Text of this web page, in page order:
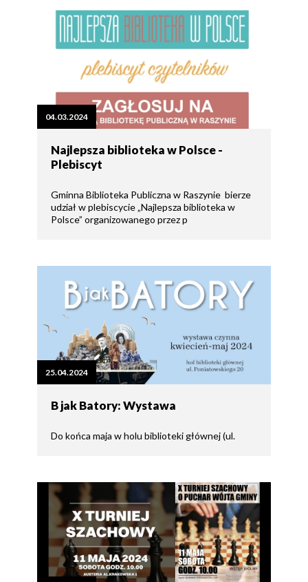
04.03.2024
Najlepsza biblioteka w Polsce -
Plebiscyt
Gminna Biblioteka Publiczna w Raszynie bierze
udział w plebiscycie „Najlepsza biblioteka w
Polsce” organizowanego przez p
25.04.2024
B jak Batory: Wystawa
Do końca maja w holu biblioteki głównej (ul.